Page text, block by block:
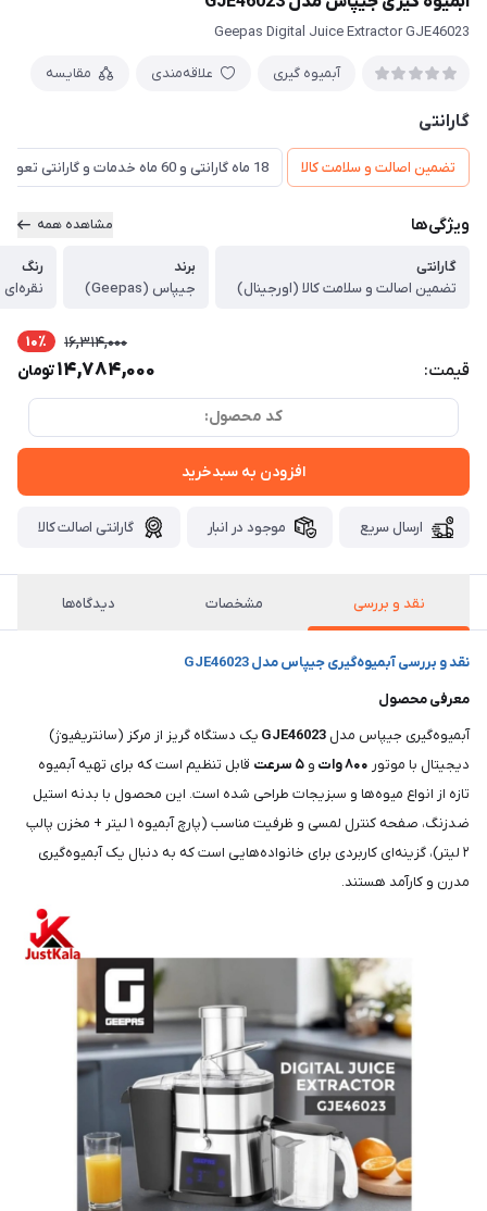
Geepas Digital Juice Extractor GJE46023
آبمیوه گیری علاقه‌مندی مقایسه
گارانتی
تضمین اصالت و سلامت کالا 18 ماه گارانتی و 60 ماه خدمات و گارانتی تعویض
ویژگی‌ها مشاهده همه
گارانتی
تضمین اصالت و سلامت کالا (اورجینال)
برند
جیپاس (Geepas)
رنگ
قیمت:
16,314,000 10٪
14,784,000تومان
کد محصول:
افزودن به سبدخرید
ارسال سریع موجود در انبار گارانتی اصالت کالا
نقد و بررسی مشخصات دیدگاه‌ها
نقد و بررسی آبمیوه‌گیری جیپاس مدل GJE46023
معرفی محصول
آبمیوه‌گیری جیپاس مدل GJE46023 یک دستگاه گریز از مرکز (سانتریفیوژ)
دیجیتال با موتور ۸۰۰ وات و ۵ سرعت
قابل تنظیم است که برای تهیه آبمیوه
تازه از انواع میوه‌ها و سبزیجات طراحی شده است. این محصول با بدنه استیل
ضدزنگ، صفحه کنترل لمسی و ظرفیت مناسب (پارچ آبمیوه ۱ لیتر + مخزن پالپ
۲ لیتر)، گزینه‌ای کاربردی برای خانواده‌هایی است که به دنبال یک آبمیوه‌گیری
مدرن و کارآمد هستند.